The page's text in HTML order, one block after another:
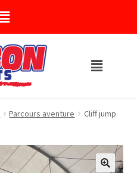
Parcours aventure Cliff jump